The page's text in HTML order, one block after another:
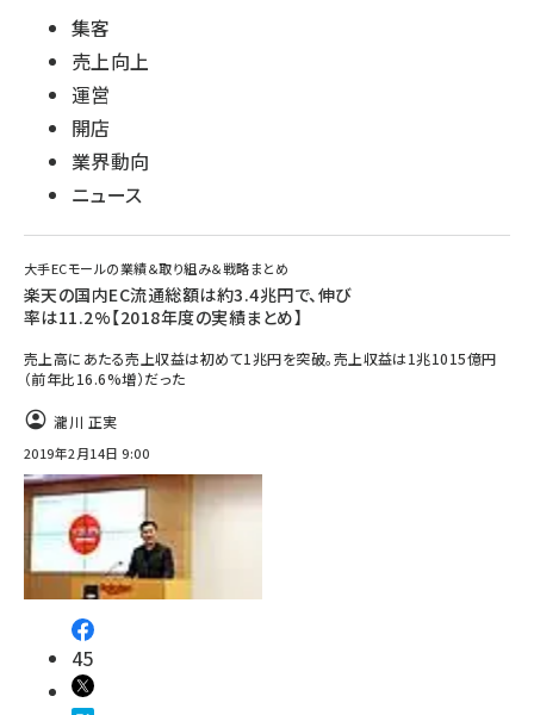
集客
売上向上
運営
開店
業界動向
ニュース
大手ECモールの業績＆取り組み＆戦略まとめ
楽天の国内EC流通総額は約3.4兆円で、伸び
率は11.2%【2018年度の実績まとめ】
売上高にあたる売上収益は初めて1兆円を突破。売上収益は1兆1015億円
（前年比16.6%増）だった
瀧川 正実
2019年2月14日 9:00
45